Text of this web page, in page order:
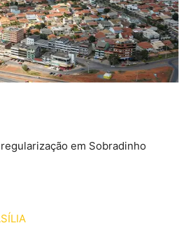
em Sobradinho